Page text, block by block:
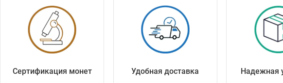
Сертификация монет Удобная доставка Надежная